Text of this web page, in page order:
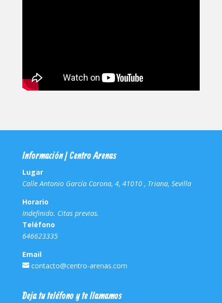
Información | Centro Arenas
Lugar
Calle Antonio García Corona, 4, 41010 , Triana, Sevilla
Horario
Indefinido. Citas previas.
Teléfono
646623335
Email
contacto@centro-arenas.com
Deja tu teléfono y te llamamos